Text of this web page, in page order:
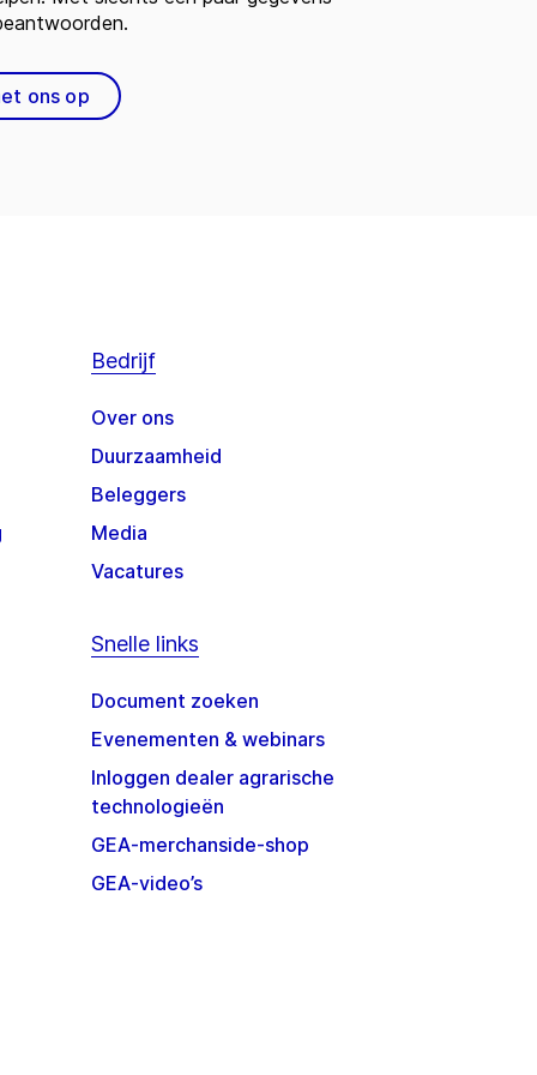
ons op
Bedrijf
Over ons
Duurzaamheid
Beleggers
Media
Vacatures
Snelle links
Document zoeken
Evenementen & webinars
Inloggen dealer agrarische
technologieën
GEA-merchanside-shop
GEA-video’s